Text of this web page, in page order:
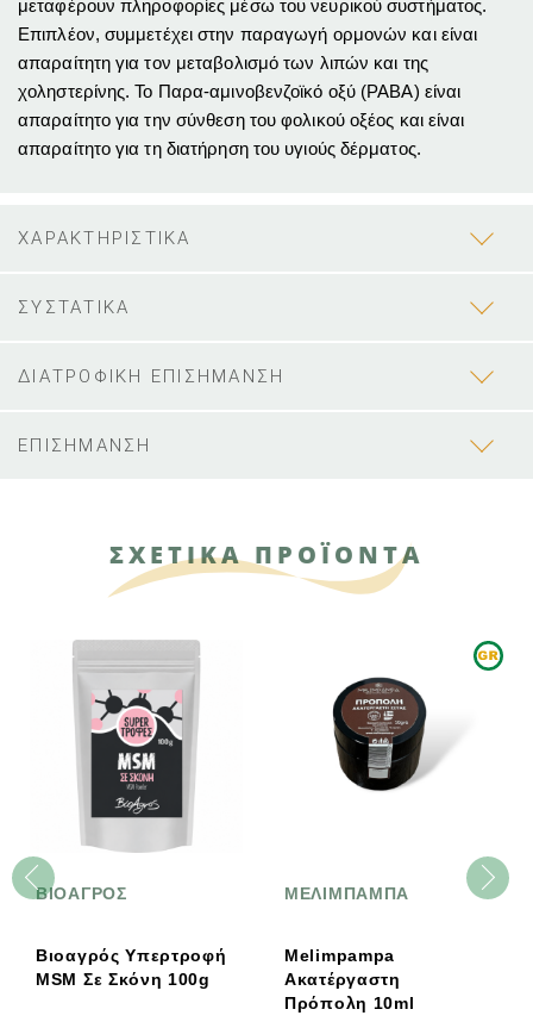
μεταφέρουν πληροφορίες μέσω του νευρικού συστήματος.
Επιπλέον, συμμετέχει στην παραγωγή ορμονών και είναι
απαραίτητη για τον μεταβολισμό των λιπών και της
χοληστερίνης. Το Παρα-αμινοβενζοϊκό οξύ (PABA) είναι
απαραίτητο για την σύνθεση του φολικού οξέος και είναι
απαραίτητο για τη διατήρηση του υγιούς δέρματος.
ΧΑΡΑΚΤΗΡΙΣΤΙΚΑ
ΣΥΣΤΑΤΙΚΑ
ΔΙΑΤΡΟΦΙΚΗ ΕΠΙΣΗΜΑΝΣΗ
ΕΠΙΣΗΜΑΝΣΗ
ΣΧΕΤΙΚΑ ΠΡΟΪΟΝΤΑ
ΒΙΟΑΓΡΟΣ
Βιοαγρός Υπερτροφή
MSM Σε Σκόνη 100g
ΜΕΛΙΜΠΑΜΠΑ
Melimpampa
Ακατέργαστη
Πρόπολη 10ml